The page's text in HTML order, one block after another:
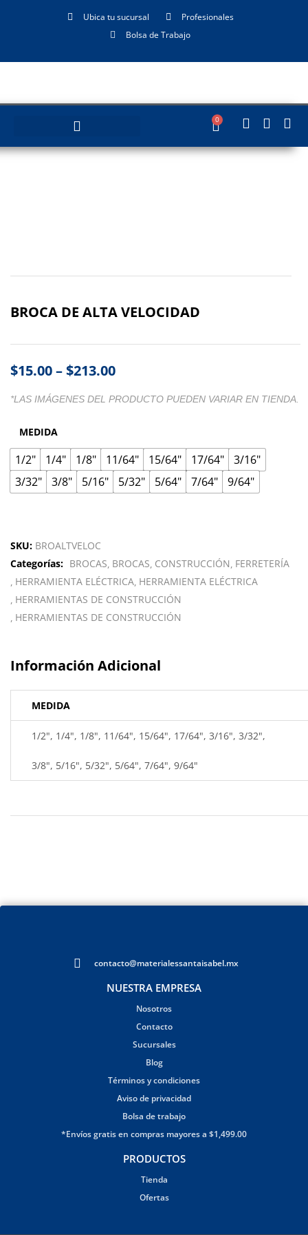
Ubica tu sucursal
Profesionales
Bolsa de Trabajo
0
BROCA DE ALTA VELOCIDAD
$15.00–$213.00
*LAS IMÁGENES DEL PRODUCTO PUEDEN VARIAR EN TIENDA.
MEDIDA
1/2" 1/4" 1/8" 11/64" 15/64" 17/64"
3/16"
3/32"
3/8" 5/16" 5/32" 5/64" 7/64" 9/64"
SKU: BROALTVELOC
Categorías: BROCAS BROCAS CONSTRUCCIÓN FERRETERÍA
HERRAMIENTA ELÉCTRICA HERRAMIENTA ELÉCTRICA
HERRAMIENTAS DE CONSTRUCCIÓN
HERRAMIENTAS DE CONSTRUCCIÓN
Información Adicional
MEDIDA
1/2", 1/4", 1/8", 11/64", 15/64", 17/64", 3/16", 3/32",
3/8", 5/16", 5/32", 5/64", 7/64", 9/64"
contacto@materialessantaisabel.mx
NUESTRA EMPRESA
Nosotros
Contacto
Sucursales
Blog
Términos y condiciones
Aviso de privacidad
Bolsa de trabajo
*Envíos gratis en compras mayores a $1,499.00
PRODUCTOS
Tienda
Ofertas